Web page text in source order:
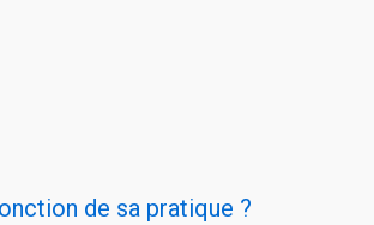
de sa pratique ?